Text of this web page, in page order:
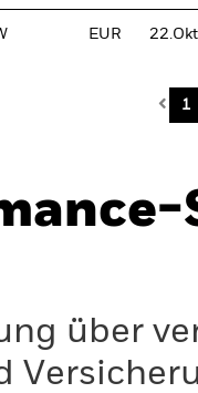
EUR
1
über